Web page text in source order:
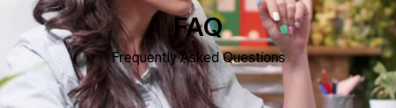
FAQ
Frequently Asked Questions